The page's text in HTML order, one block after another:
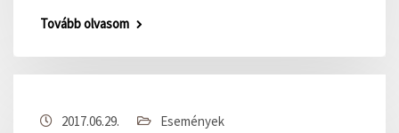
Tovább olvasom
2017.06.29. Események